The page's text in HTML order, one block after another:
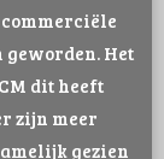
geworden. Het
dit heeft
zijn meer
gezien